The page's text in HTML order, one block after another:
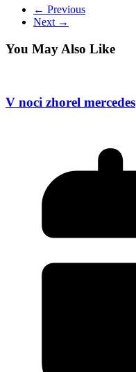
← Previous
Next →
You May Also Like
V noci zhorel mercedes